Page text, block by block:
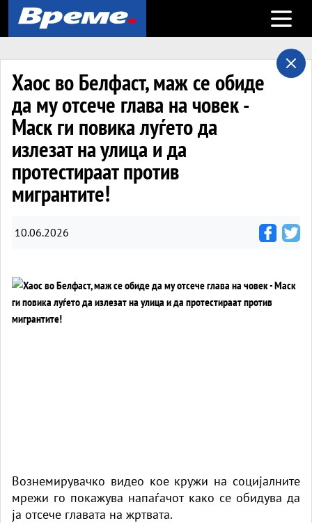
Open
Хаос во Белфаст, маж се обиде
да му отсече глава на човек -
Маск ги повика луѓето да
излезат на улица и да
протестираат против
мигрантите!
10.06.2026
Вознемирувачко видео кое кружи на социјалните
мрежи го покажува напаѓачот како се обидува да
ја отсече главата на жртвата.